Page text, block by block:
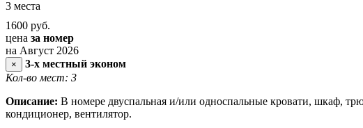
3 места
1600 руб.
цена за номер
на Август 2026
×
3-х местный эконом
Кол-во мест: 3
Описание: В номере двуспальная и/или односпальные кровати, шкаф,
кондиционер, вентилятор.